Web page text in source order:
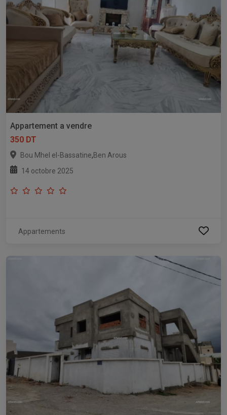
Appartement a vendre
350 DT
Bou Mhel el-Bassatine,Ben Arous
14 octobre 2025
Appartements